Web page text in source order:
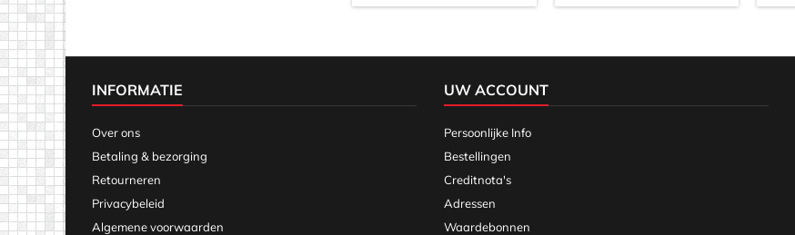
INFORMATIE
Over ons
Betaling & bezorging
Retourneren
Privacybeleid
Algemene voorwaarden
UW ACCOUNT
Persoonlijke Info
Bestellingen
Creditnota's
Adressen
Waardebonnen